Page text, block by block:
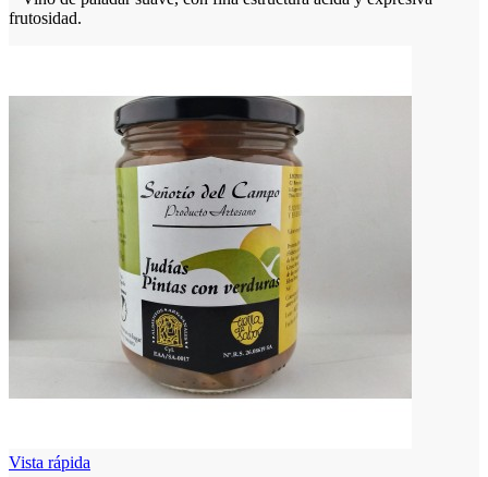
frutosidad.
Vista rápida